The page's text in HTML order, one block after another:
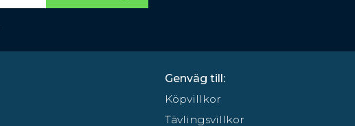
Genväg till:
Köpvillkor
Tävlingsvillkor